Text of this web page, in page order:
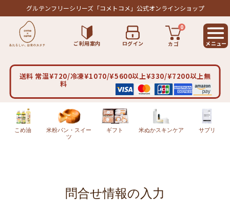
グルテンフリーシリーズ「コメトコメ」公式オンラインショップ
ご利用案内 ログイン カゴ
0
送料 常温¥720/冷凍¥1070/¥5600以上¥330/¥7200以上無
料
こめ油
米粉パン・スイー
ツ
ギフト 米ぬかスキンケア サプリ
問合せ情報の入力